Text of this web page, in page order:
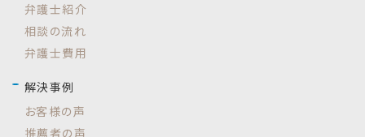
弁護士紹介
相談の流れ
弁護士費用
解決事例
お客様の声
推薦者の声